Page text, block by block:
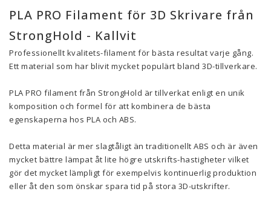
PLA PRO Filament för 3D Skrivare från
StrongHold - Kallvit
Professionellt kvalitets-filament för bästa resultat varje gång.
Ett material som har blivit mycket populärt bland 3D-tillverkare.
PLA PRO filament från StrongHold är tillverkat enligt en unik
komposition och formel för att kombinera de bästa
egenskaperna hos PLA och ABS.
Detta material är mer slagtåligt än traditionellt ABS och är även
mycket bättre lämpat åt lite högre utskrifts-hastigheter vilket
gör det mycket lämpligt för exempelvis kontinuerlig produktion
eller åt den som önskar spara tid på stora 3D-utskrifter.